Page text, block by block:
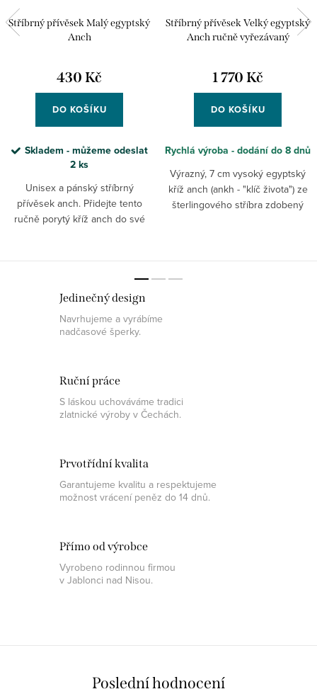
Stříbrný přívěsek Malý egyptský
Anch
430 Kč
DO KOŠÍKU
Skladem - můžeme odeslat
2 ks
Unisex a pánský stříbrný
přívěsek anch. Přidejte tento
ručně porytý kříž anch do své
Stříbrný přívěsek Velký egyptský
Anch ručně vyřezávaný
1 770 Kč
DO KOŠÍKU
Rychlá výroba - dodání do 8 dnů
Výrazný, 7 cm vysoký egyptský
kříž anch (ankh - "klíč života") ze
šterlingového stříbra zdobený
Jedinečný design
Navrhujeme a vyrábíme
nadčasové šperky.
Ruční práce
S láskou uchováváme tradici
zlatnické výroby v Čechách.
Prvotřídní kvalita
Garantujeme kvalitu a respektujeme
možnost vrácení peněz do 14 dnů.
Přímo od výrobce
Vyrobeno rodinnou firmou
v Jablonci nad Nisou.
Poslední hodnocení